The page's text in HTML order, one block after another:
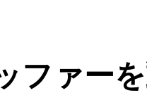
ファー